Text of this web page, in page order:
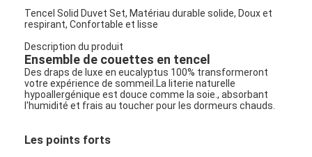
Tencel Solid Duvet Set, Matériau durable solide, Doux et
respirant, Confortable et lisse
Description du produit
Ensemble de couettes en tencel
Des draps de luxe en eucalyptus 100% transformeront
votre expérience de sommeil.La literie naturelle
hypoallergénique est douce comme la soie., absorbant
l'humidité et frais au toucher pour les dormeurs chauds.
Les points forts